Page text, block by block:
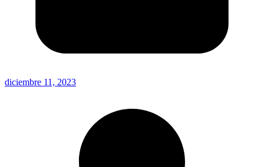
diciembre 11, 2023